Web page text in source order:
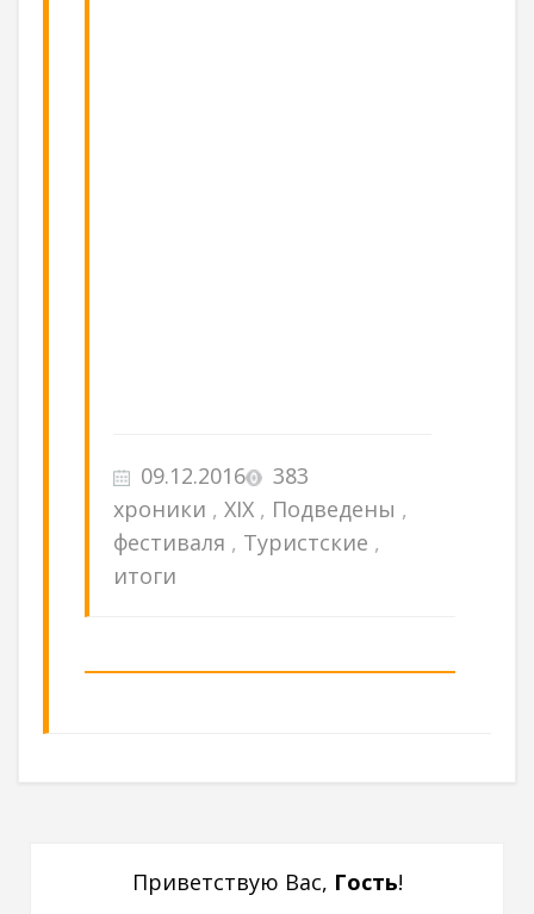
09.12.2016
383
хроники , XIX , Подведены ,
фестиваля , Туристские ,
итоги
Приветствую Вас, Гость!